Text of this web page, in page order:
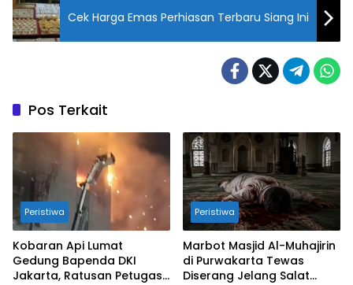
Cek Harga Emas Perhiasan Terbaru Siang Ini
Pos Terkait
Peristiwa
Kobaran Api Lumat
Gedung Bapenda DKI
Jakarta, Ratusan Petugas
Peristiwa
Marbot Masjid Al-Muhajirin
di Purwakarta Tewas
Diserang Jelang Salat